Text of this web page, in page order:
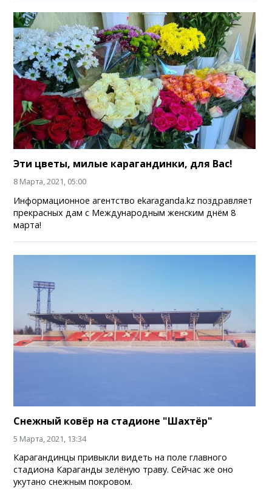
Эти цветы, милые карагандинки, для Вас!
8 Марта, 2021, 05:00
Информационное агентство ekaraganda.kz поздравляет
прекрасных дам с Международным женским днём 8
марта!
Снежный ковёр на стадионе "Шахтёр"
5 Марта, 2021, 13:34
Карагандинцы привыкли видеть на поле главного
стадиона Караганды зелёную траву. Сейчас же оно
укутано снежным покровом.